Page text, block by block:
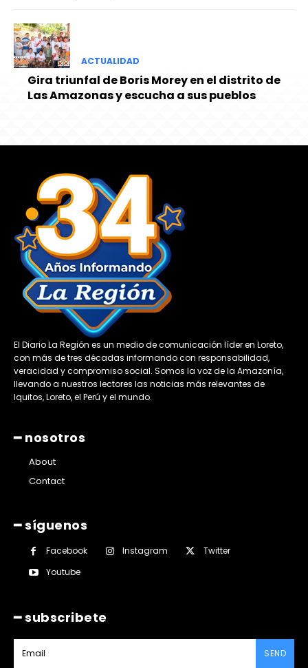
ACTUALIDAD
Gira triunfal de Boris Morey en el distrito de
Las Amazonas y escucha a sus pueblos
El Diario La Región es un medio de comunicación líder en Loreto,
con más de tres décadas informando con responsabilidad,
veracidad y compromiso social. Somos la voz de la Amazonía,
llevando a nuestros lectores las noticias más relevantes de
Iquitos, Loreto, el Perú y el mundo.
━ nosotros
About
Contact
━ síguenos
Facebook Instagram
Twitter
Youtube
━ subscribete
SEND